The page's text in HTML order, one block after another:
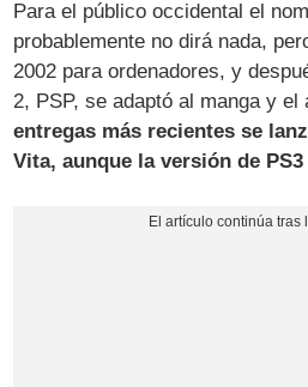
Para el público occidental el
probablemente no dirá nada,
2002 para ordenadores, y
2, PSP, se adaptó al manga y el
entregas más recientes se
Vita, aunque la versión de